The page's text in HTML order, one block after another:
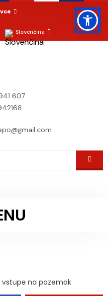
Slovenčina
607
na pozemok